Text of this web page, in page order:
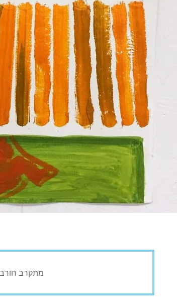
מתקרב